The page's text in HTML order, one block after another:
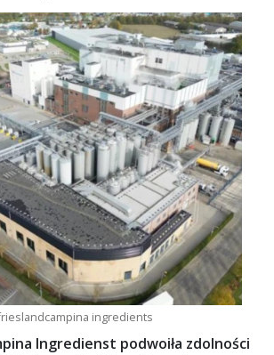
ingredients
Ingredienst podwoiła zdolności